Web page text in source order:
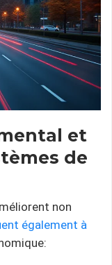
et
de
non
également à